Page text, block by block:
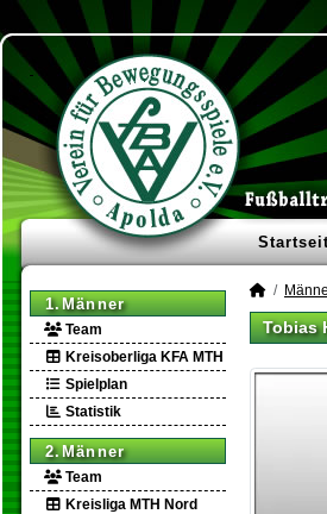
1.Männer
Team
Kreisoberliga KFA MTH
Spielplan
Statistik
2.Männer
Team
Kreisliga MTH Nord
Tobias